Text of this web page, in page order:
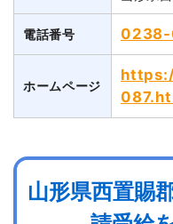
電話番号 0238-
ホームページ
山形県西置賜